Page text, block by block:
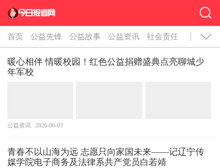
首页 公益先锋 公益故事 公益资讯 社会责任
暖心相伴 情暖校园！红色公益捐赠盛典点亮聊城少
年军校
公益资讯 2026-06-03
青春不以山海为远 志愿只向家国未来——记辽宁传
媒学院电子商务及法律系共产党员白若靖